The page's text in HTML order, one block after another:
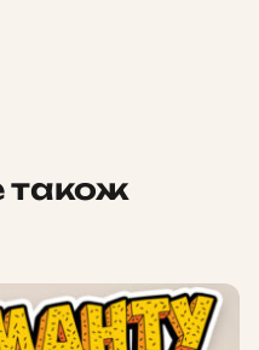
також